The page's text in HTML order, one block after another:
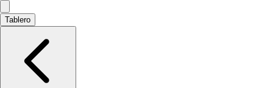
Tablero